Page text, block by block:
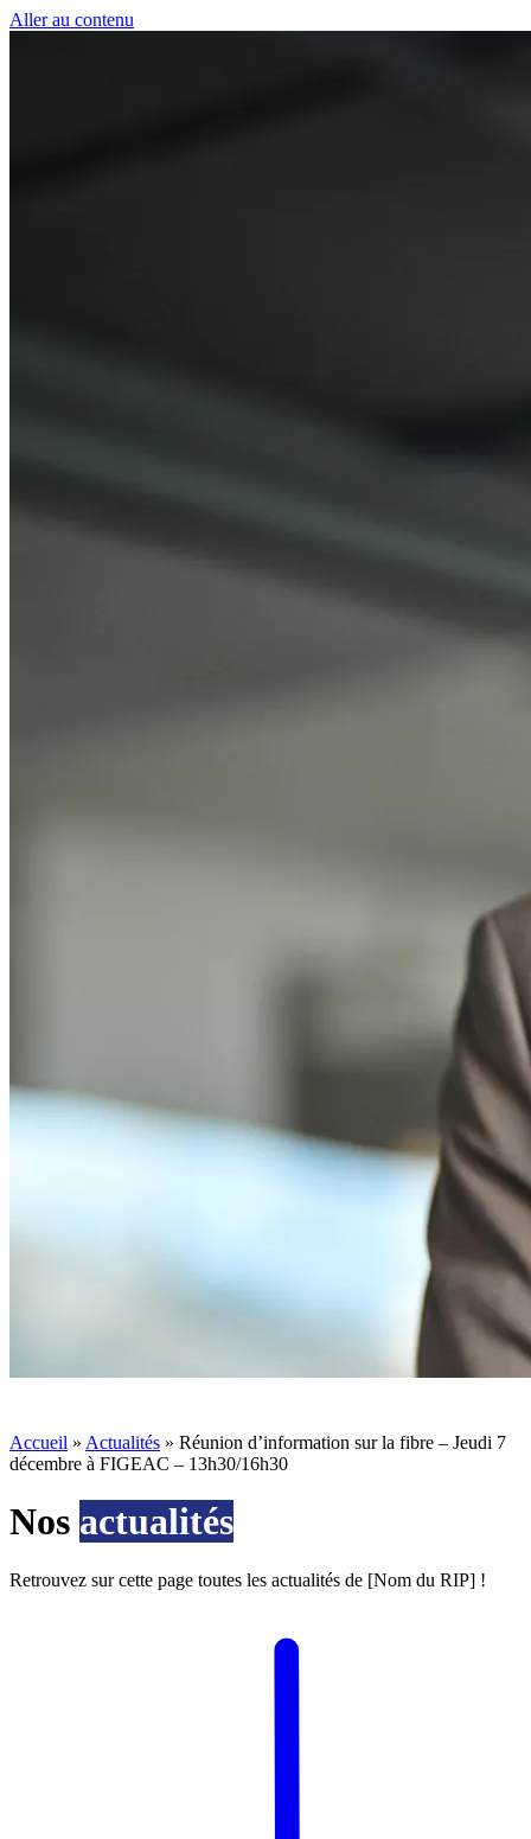
Aller au contenu
Accueil » Actualités » Réunion d’information sur la fibre – Jeudi 7
décembre à FIGEAC – 13h30/16h30
Nos actualités
Retrouvez sur cette page toutes les actualités de [Nom du RIP] !
Panneau de gestion des cookies